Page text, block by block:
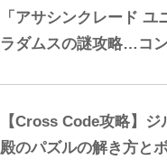
「アサシンクレード ユ
ラダムスの謎攻略…コ
【Cross Code攻略】
殿のパズルの解き方と